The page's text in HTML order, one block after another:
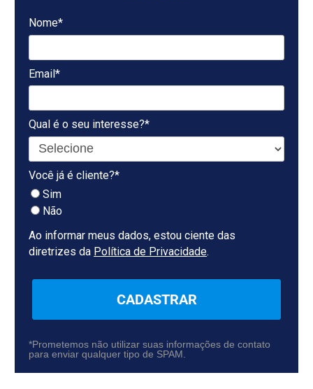
Nome*
Email*
Qual é o seu interesse?*
Você já é cliente?*
Sim
Não
Ao informar meus dados, estou ciente das
diretrizes da Política de Privacidade.
CADASTRAR
*Prometemos não utilizar suas informações de contato
para enviar qualquer tipo de SPAM.